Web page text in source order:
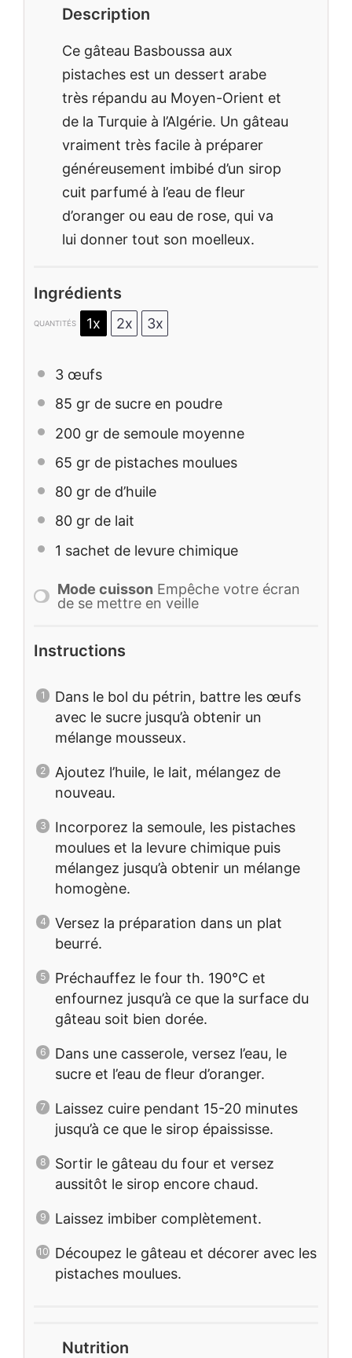
Description
Ce gâteau Basboussa aux
pistaches est un dessert arabe
très répandu au Moyen-Orient et
de la Turquie à l’Algérie. Un gâteau
vraiment très facile à préparer
généreusement imbibé d’un sirop
cuit parfumé à l’eau de fleur
d’oranger ou eau de rose, qui va
lui donner tout son moelleux.
Ingrédients
QUANTITÉS 1x 2x 3x
3 œufs
85 gr de sucre en poudre
200 gr de semoule moyenne
65 gr de pistaches moulues
80 gr de d’huile
80 gr de lait
1 sachet de levure chimique
Mode cuisson Empêche votre écran
de se mettre en veille
Instructions
Dans le bol du pétrin, battre les œufs
avec le sucre jusqu’à obtenir un
mélange mousseux.
Ajoutez l’huile, le lait, mélangez de
nouveau.
Incorporez la semoule, les pistaches
moulues et la levure chimique puis
mélangez jusqu’à obtenir un mélange
homogène.
Versez la préparation dans un plat
beurré.
Préchauffez le four th. 190°C et
enfournez jusqu’à ce que la surface du
gâteau soit bien dorée.
Dans une casserole, versez l’eau, le
sucre et l’eau de fleur d’oranger.
Laissez cuire pendant 15-20 minutes
jusqu’à ce que le sirop épaississe.
Sortir le gâteau du four et versez
aussitôt le sirop encore chaud.
Laissez imbiber complètement.
Découpez le gâteau et décorer avec les
pistaches moulues.
Nutrition